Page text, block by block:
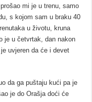
mi je u trenu, samo
s kojom sam u braku 40
u životu, kruna
je u četvrtak, dan nakon
uvjeren da će i devet
da ga puštaju kući pa je
je do Orašja doći će